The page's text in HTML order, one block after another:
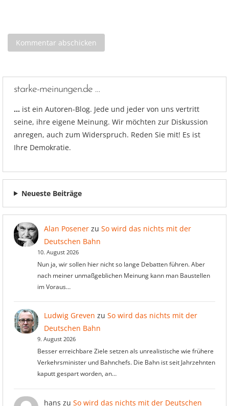
starke-meinungen.de …
… ist ein Autoren-Blog. Jede und jeder von uns vertritt
seine, ihre eigene Meinung. Wir möchten zur Diskussion
anregen, auch zum Widerspruch. Reden Sie mit! Es ist
Ihre Demokratie.
Neueste Beiträge
Alan Posenerzu So wird das nichts mit der
Deutschen Bahn
10. August 2026
Nun ja, wir sollen hier nicht so lange Debatten führen. Aber
nach meiner unmaßgeblichen Meinung kann man Baustellen
im Voraus…
Ludwig Greven zu So wird das nichts mit der
Deutschen Bahn
9. August 2026
Besser erreichbare Ziele setzen als unrealistische wie frühere
Verkehrsminister und Bahnchefs. Die Bahn ist seit Jahrzehnten
kaputt gespart worden, an…
hans zu So wird das nichts mit der Deutschen